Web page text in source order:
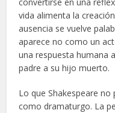
vida alimenta la
ausencia se vuelve
aparece no como un
una respuesta humana
padre a su hijo muerto.
Lo que Shakespeare
como dramaturgo. La